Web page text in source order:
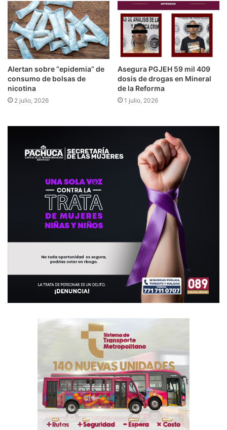
Alertan sobre “epidemia” de
consumo de bolsas de
nicotina
2 julio, 2026
Asegura PGJEH 59 mil 409
dosis de drogas en Mineral
de la Reforma
1 julio, 2026